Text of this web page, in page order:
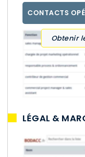
CONTACTS
Obtenir
LÉGAL &